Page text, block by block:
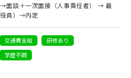
面談＋一次面接（人事責任者） → 最
員）→内定
交通費支給
研修あり
学歴不問